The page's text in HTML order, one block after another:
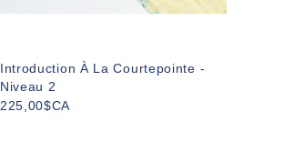
Introduction À La Courtepointe -
Niveau 2
225,00$CA